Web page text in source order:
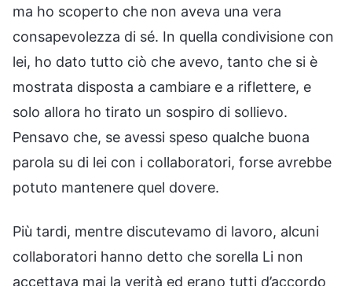
ma ho scoperto che non aveva una vera
consapevolezza di sé. In quella condivisione con
lei, ho dato tutto ciò che avevo, tanto che si è
mostrata disposta a cambiare e a riflettere, e
solo allora ho tirato un sospiro di sollievo.
Pensavo che, se avessi speso qualche buona
parola su di lei con i collaboratori, forse avrebbe
potuto mantenere quel dovere.
Più tardi, mentre discutevamo di lavoro, alcuni
collaboratori hanno detto che sorella Li non
accettava mai la verità ed erano tutti d’accordo